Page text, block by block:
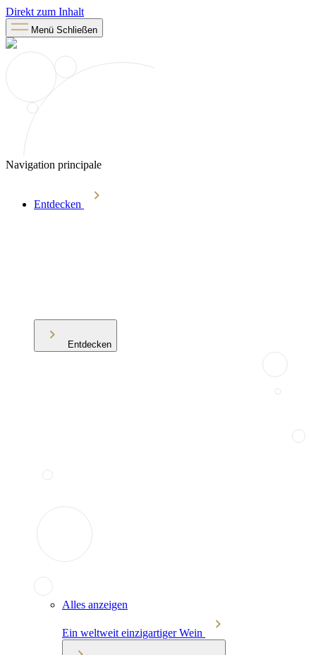
Direkt zum Inhalt
Menü Schließen
Navigation principale
Entdecken
Entdecken
Alles anzeigen
Ein weltweit einzigartiger Wein